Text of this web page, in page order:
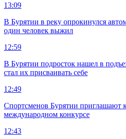
13:09
В Бурятии в реку опрокинулся
один человек выжил
12:59
В Бурятии подросток нашел в
стал их присваивать себе
12:49
Спортсменов Бурятии приглашают
международном конкурсе
12:43